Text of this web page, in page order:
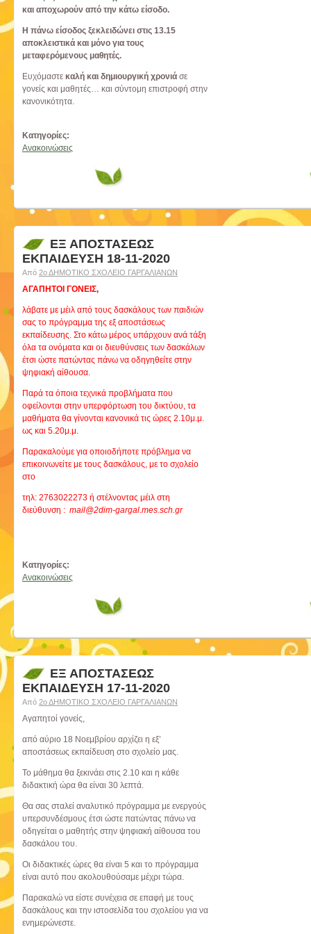
και αποχωρούν από την κάτω είσοδο.
Η πάνω είσοδος ξεκλειδώνει στις 13.15
αποκλειστικά και μόνο για τους
μεταφερόμενους μαθητές.
Ευχόμαστε καλή και δημιουργική χρονιά σε
γονείς και μαθητές… και σύντομη επιστροφή στην
κανονικότητα.
Κατηγορίες:
Ανακοινώσεις
ΕΞ ΑΠΟΣΤΑΣΕΩΣ
ΕΚΠΑΙΔΕΥΣΗ 18-11-2020
Από 2ο ΔΗΜΟΤΙΚΟ ΣΧΟΛΕΙΟ ΓΑΡΓΑΛΙΑΝΩΝ
ΑΓΑΠΗΤΟΙ ΓΟΝΕΙΣ,
λάβατε με μέιλ από τους δασκάλους των παιδιών
σας το πρόγραμμα της εξ αποστάσεως
εκπαίδευσης. Στο κάτω μέρος υπάρχουν ανά τάξη
όλα τα ονόματα και οι διευθύνσεις των δασκάλων
έτσι ώστε πατώντας πάνω να οδηγηθείτε στην
ψηφιακή αίθουσα.
Παρά τα όποια τεχνικά προβλήματα που
οφείλονται στην υπερφόρτωση του δικτύου, τα
μαθήματα θα γίνονται κανονικά τις ώρες 2.10μ.μ.
ως και 5.20μ.μ.
Παρακαλούμε για οποιοδήποτε πρόβλημα να
επικοινωνείτε με τους δασκάλους, με το σχολείο
στο
τηλ: 2763022273 ή στέλνοντας μέιλ στη
διεύθυνση : mail@2dim-gargal.mes.sch.gr
Κατηγορίες:
Ανακοινώσεις
ΕΞ ΑΠΟΣΤΑΣΕΩΣ
ΕΚΠΑΙΔΕΥΣΗ 17-11-2020
Από 2ο ΔΗΜΟΤΙΚΟ ΣΧΟΛΕΙΟ ΓΑΡΓΑΛΙΑΝΩΝ
Αγαπητοί γονείς,
από αύριο 18 Νοεμβρίου αρχίζει η εξ’
αποστάσεως εκπαίδευση στο σχολείο μας.
Το μάθημα θα ξεκινάει στις 2.10 και η κάθε
διδακτική ώρα θα είναι 30 λεπτά.
Θα σας σταλεί αναλυτικό πρόγραμμα με ενεργούς
υπερσυνδέσμους έτσι ώστε πατώντας πάνω να
οδηγείται ο μαθητής στην ψηφιακή αίθουσα του
δασκάλου του.
Οι διδακτικές ώρες θα είναι 5 και το πρόγραμμα
είναι αυτό που ακολουθούσαμε μέχρι τώρα.
Παρακαλώ να είστε συνέχεια σε επαφή με τους
δασκάλους και την ιστοσελίδα του σχολείου για να
ενημερώνεστε.